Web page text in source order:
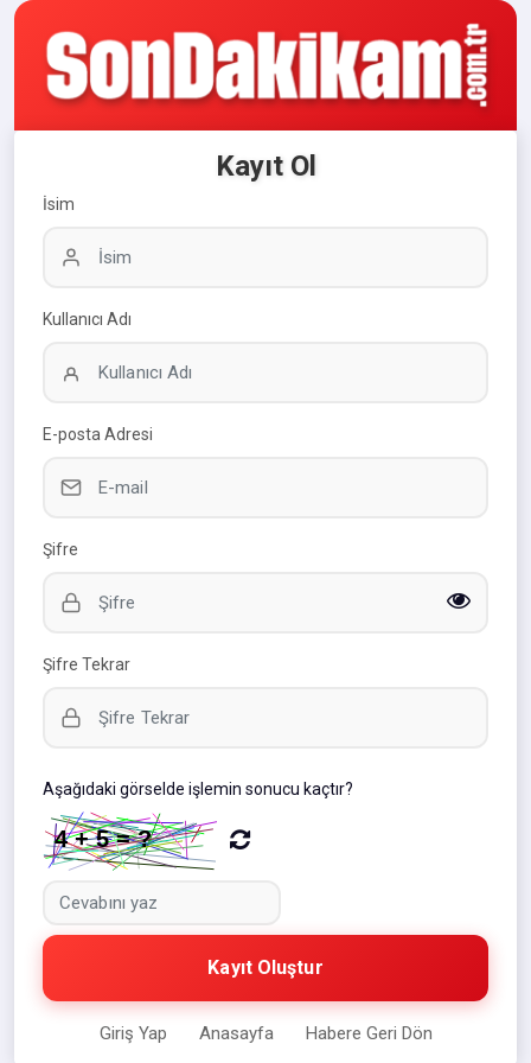
Kayıt Ol
İsim
Kullanıcı Adı
E-posta Adresi
Şifre
Şifre Tekrar
Aşağıdaki görselde işlemin sonucu kaçtır?
Kayıt Oluştur
Giriş Yap Anasayfa Habere Geri Dön